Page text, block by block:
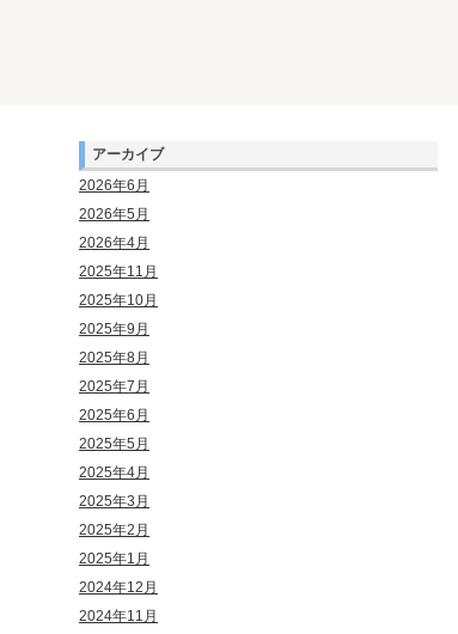
アーカイブ
2026年6月
2026年5月
2026年4月
2025年11月
2025年10月
2025年9月
2025年8月
2025年7月
2025年6月
2025年5月
2025年4月
2025年3月
2025年2月
2025年1月
2024年12月
2024年11月